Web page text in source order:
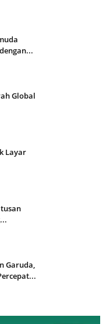
Global
Layar
Garuda,